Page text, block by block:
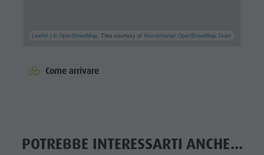
Leaflet | ©OpenStreetMap, Tiles courtesy of Humanitarian OpenStreetMap Team
Come arrivare
POTREBBE INTERESSARTI ANCHE...